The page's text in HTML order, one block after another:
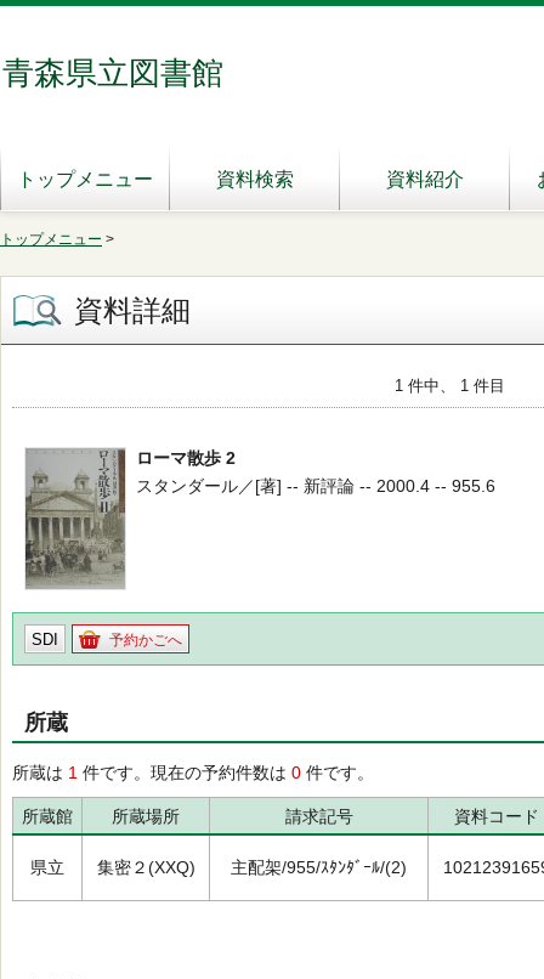
青森県立図書館
トップメニュー 資料検索 資料紹介
トップメニュー >
資料詳細
1 件中、 1 件目
ローマ散歩 2
スタンダール／[著] -- 新評論 -- 2000.4 -- 955.6
SDI 予約かごへ
所蔵
所蔵は 1 件です。現在の予約件数は 0 件です。
所蔵館 所蔵場所 請求記号 資料コード
県立 集密２(XXQ) 主配架/955/ｽﾀﾝﾀﾞｰﾙ/(2)